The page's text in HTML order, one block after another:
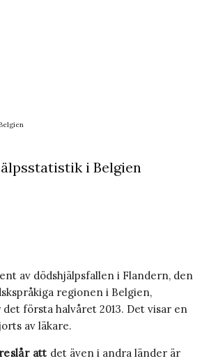
i Belgien
av dödshjälpsfallen i Flandern, den
regionen i Belgien,
första halvåret 2013. Det visar en
av läkare.
att det även i andra länder är